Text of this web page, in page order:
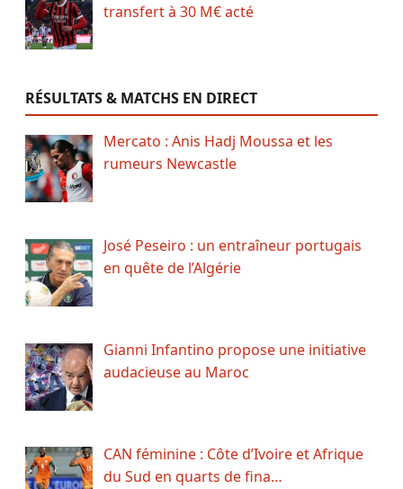
transfert à 30 M€ acté
RÉSULTATS & MATCHS EN DIRECT
Mercato : Anis Hadj Moussa et les
rumeurs Newcastle
José Peseiro : un entraîneur portugais
en quête de l’Algérie
Gianni Infantino propose une initiative
audacieuse au Maroc
CAN féminine : Côte d’Ivoire et Afrique
du Sud en quarts de fina…